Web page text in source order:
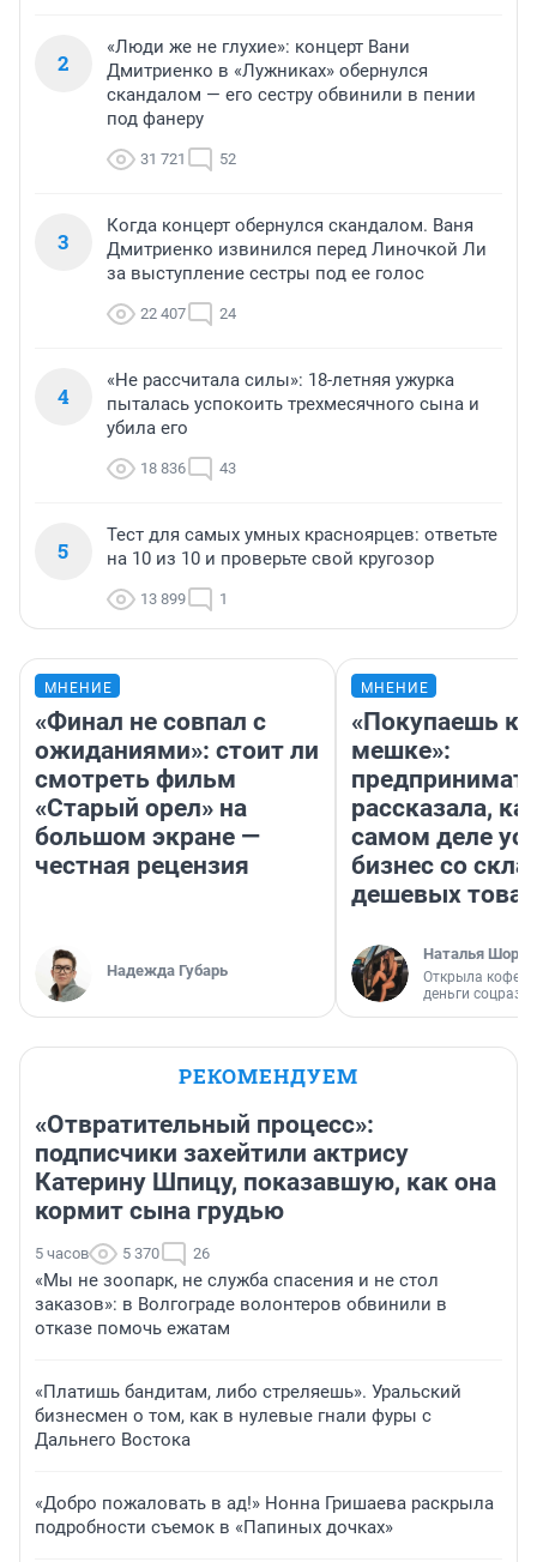
2
«Люди же не глухие»: концерт Вани
Дмитриенко в «Лужниках» обернулся
скандалом — его сестру обвинили в пении
под фанеру
31 721 52
3
Когда концерт обернулся скандалом. Ваня
Дмитриенко извинился перед Линочкой Ли
за выступление сестры под ее голос
22 407 24
4
«Не рассчитала силы»: 18-летняя ужурка
пыталась успокоить трехмесячного сына и
убила его
18 836 43
5
Тест для самых умных красноярцев: ответьте
на 10 из 10 и проверьте свой кругозор
13 899 1
МНЕНИЕ
«Финал не совпал с
ожиданиями»: стоит ли
смотреть фильм
«Старый орел» на
большом экране —
честная рецензия
Надежда Губарь
МНЕНИЕ
«Покупаешь
мешке»:
рассказала,
самом деле
бизнес со
дешевых
Наталья
Открыла
деньги
РЕКОМЕНДУЕМ
«Отвратительный процесс»:
подписчики захейтили актрису
Катерину Шпицу, показавшую, как она
кормит сына грудью
5 часов 5 370 26
«Мы не зоопарк, не служба спасения и не стол
заказов»: в Волгограде волонтеров обвинили в
отказе помочь ежатам
«Платишь бандитам, либо стреляешь». Уральский
бизнесмен о том, как в нулевые гнали фуры с
Дальнего Востока
«Добро пожаловать в ад!» Нонна Гришаева раскрыла
подробности съемок в «Папиных дочках»